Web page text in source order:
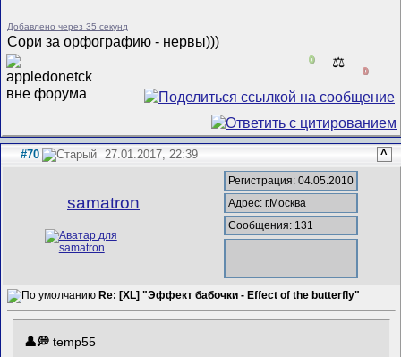
Добавлено через 35 секунд
Сори за орфографию - нервы)))
0 ⚖️
0
#70 27.01.2017, 22:39 ^
samatron
Регистрация: 04.05.2010
Адрес: г.Москва
Сообщения: 131
Re: [XL] "Эффект бабочки - Effect of the butterfly"
temp55